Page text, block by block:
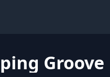
Groove